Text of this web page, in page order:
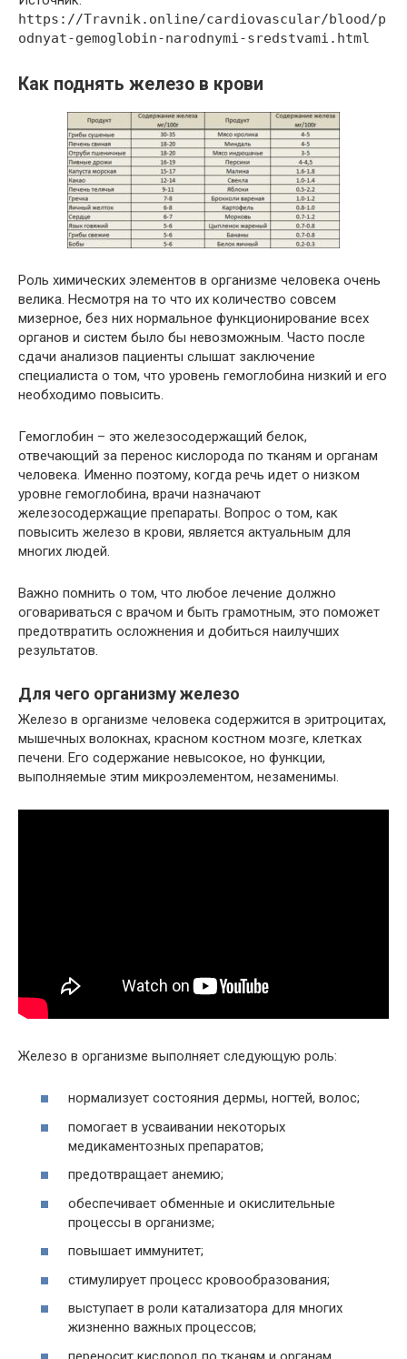
https://Travnik.online/cardiovascular/blood/p
odnyat-gemoglobin-narodnymi-sredstvami.html
Как поднять железо в крови
Роль химических элементов в организме человека очень
велика. Несмотря на то что их количество совсем
мизерное, без них нормальное функционирование всех
органов и систем было бы невозможным. Часто после
сдачи анализов пациенты слышат заключение
специалиста о том, что уровень гемоглобина низкий и его
необходимо повысить.
Гемоглобин – это железосодержащий белок,
отвечающий за перенос кислорода по тканям и органам
человека. Именно поэтому, когда речь идет о низком
уровне гемоглобина, врачи назначают
железосодержащие препараты. Вопрос о том, как
повысить железо в крови, является актуальным для
многих людей.
Важно помнить о том, что любое лечение должно
оговариваться с врачом и быть грамотным, это поможет
предотвратить осложнения и добиться наилучших
результатов.
Для чего организму железо
Железо в организме человека содержится в эритроцитах,
мышечных волокнах, красном костном мозге, клетках
печени. Его содержание невысокое, но функции,
выполняемые этим микроэлементом, незаменимы.
Железо в организме выполняет следующую роль:
нормализует состояния дермы, ногтей, волос;
помогает в усваивании некоторых
медикаментозных препаратов;
предотвращает анемию;
обеспечивает обменные и окислительные
процессы в организме;
повышает иммунитет;
стимулирует процесс кровообразования;
выступает в роли катализатора для многих
жизненно важных процессов;